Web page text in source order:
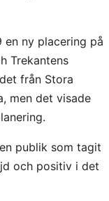
en ny placering på
Trekantens
från Stora
men det visade
publik som tagit
och positiv i det